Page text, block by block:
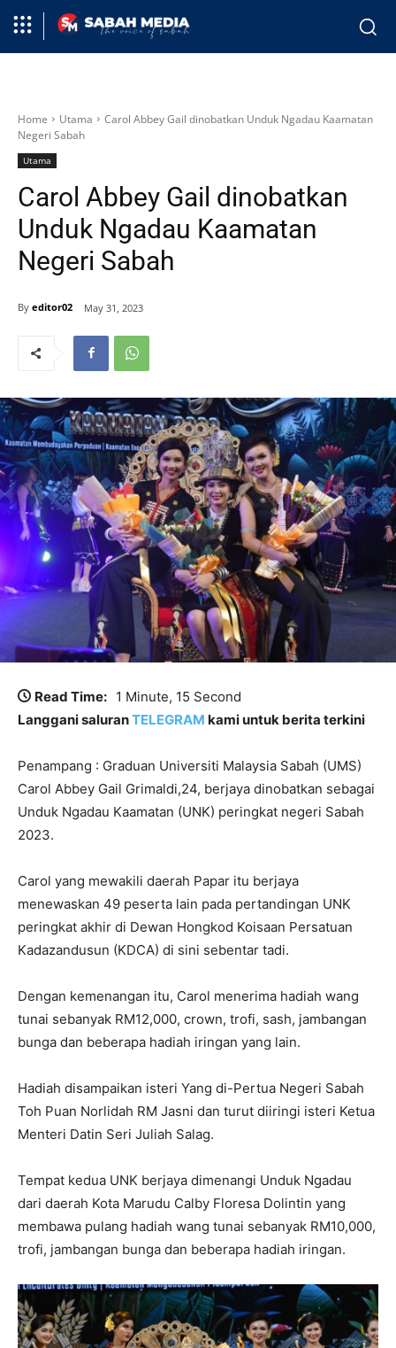
Home Utama
Carol Abbey Gail dinobatkan Unduk Ngadau Kaamatan
Negeri Sabah
Utama
Carol Abbey Gail dinobatkan
Unduk Ngadau Kaamatan
Negeri Sabah
By editor02 May 31, 2023
Read Time: 1 Minute, 15 Second
Langgani saluranTELEGRAM kami untuk berita terkini
Penampang : Graduan Universiti Malaysia Sabah (UMS)
Carol Abbey Gail Grimaldi,24, berjaya dinobatkan sebagai
Unduk Ngadau Kaamatan (UNK) peringkat negeri Sabah
2023.
Carol yang mewakili daerah Papar itu berjaya
menewaskan 49 peserta lain pada pertandingan UNK
peringkat akhir di Dewan Hongkod Koisaan Persatuan
Kadazandusun (KDCA) di sini sebentar tadi.
Dengan kemenangan itu, Carol menerima hadiah wang
tunai sebanyak RM12,000, crown, trofi, sash, jambangan
bunga dan beberapa hadiah iringan yang lain.
Hadiah disampaikan isteri Yang di-Pertua Negeri Sabah
Toh Puan Norlidah RM Jasni dan turut diiringi isteri Ketua
Menteri Datin Seri Juliah Salag.
Tempat kedua UNK berjaya dimenangi Unduk Ngadau
dari daerah Kota Marudu Calby Floresa Dolintin yang
membawa pulang hadiah wang tunai sebanyak RM10,000,
trofi, jambangan bunga dan beberapa hadiah iringan.